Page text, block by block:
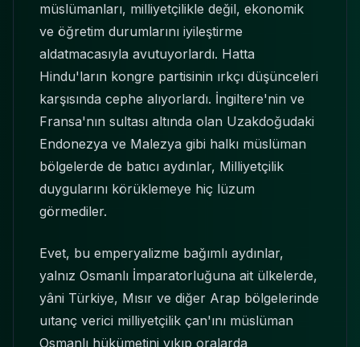
müslümanları, milliyetçilikle değil, ekonomik
ve öğretim durumlarını iyileştirme
aldatmacasıyla avutuyorlardı. Hatta
Hindu'ların kongre partisinin ırkçı düşünceleri
karşısında cephe alıyorlardı. İngiltere'nin ve
Fransa'nın sultası altında olan Uzakdoğudaki
Endonezya ve Malezya gibi halkı müslüman
bölgelerde de batıcı aydınlar, Milliyetçilik
duygularını körüklemeye hiç lüzum
görmediler.
Evet, bu emperyalizme bağımlı aydınlar,
yalnız Osmanlı İmparatorluğuna ait ülkelerde,
yâni Türkiye, Mısır ve diğer Arap bölgelerinde
uıtanç verici milliyetçilik çan'ını müslüman
Osmanlı hükümetini yıkıp oralarda